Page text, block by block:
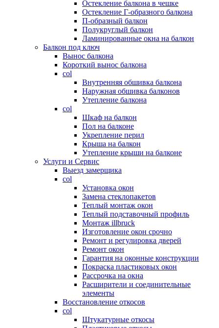
Остекление балкона в чешке
Остекление Г-образного балкона
П-образный балкон
Полукруглый балкон
Ламинированные окна на балкон
Балкон под ключ
Вынос балкона
Короткий вынос балкона
col
Внутренняя обшивка балкона
Наружная обшивка балконов
Утепление балкона
col
Шкаф на балкон
Пол на балконе
Укрепление перил
Крыша на балкон
Утепление крыши на балконе
Услуги и Сервис
Выезд замерщика
col
Установка окон
Замена стеклопакетов
Теплый монтаж окон
Теплый подставочный профиль
Монтаж illbruck
Изготовление окон срочно
Ремонт и регулировка дверей
Ремонт окон
Гарантия на оконные конструкции
Покраска пластиковых окон
Рассрочка на окна
Расширители и соединительные
элементы
Восстановление откосов
col
Штукатурные откосы